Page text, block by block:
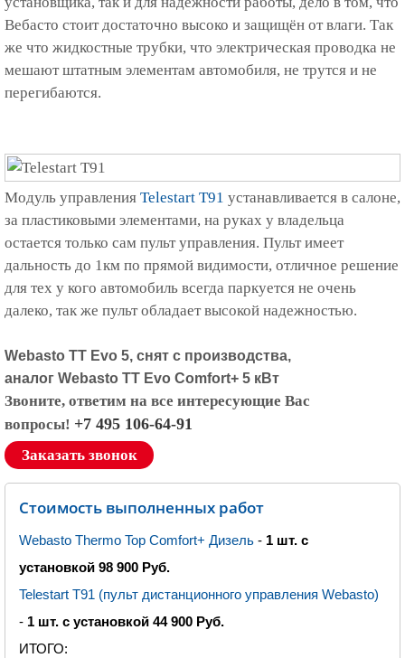
Вебасто стоит достаточно высоко и защищён от влаги. Так
же что жидкостные трубки, что электрическая проводка не
мешают штатным элементам автомобиля, не трутся и не
перегибаются.
Модуль управления Telestart Т91 устанавливается в салоне,
за пластиковыми элементами, на руках у владельца
остается только сам пульт управления. Пульт имеет
дальность до 1км по прямой видимости, отличное решение
для тех у кого автомобиль всегда паркуется не очень
далеко, так же пульт обладает высокой надежностью.
Webasto ТТ Evo 5, снят с производства,
аналог Webasto ТТ Evo Comfort+ 5 кВт
Звоните, ответим на все интересующие Вас
вопросы! +7 495 106-64-91
Заказать звонок
Стоимость выполненных работ
Webasto Thermo Top Comfort+ Дизель - 1 шт. с
установкой 98 900 Руб.
Telestart T91 (пульт дистанционного управления Webasto)
- 1 шт. с установкой 44 900 Руб.
ИТОГО: